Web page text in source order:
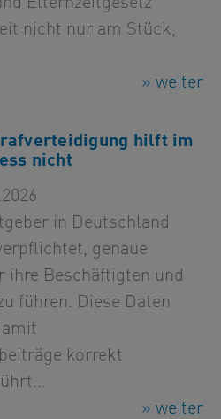
Elternzeitgesetz
nicht nur am Stück,
» weiter
hilft im
nicht
in Deutschland
genaue
ihre Beschäftigten und
führen. Diese Daten
korrekt
» weiter